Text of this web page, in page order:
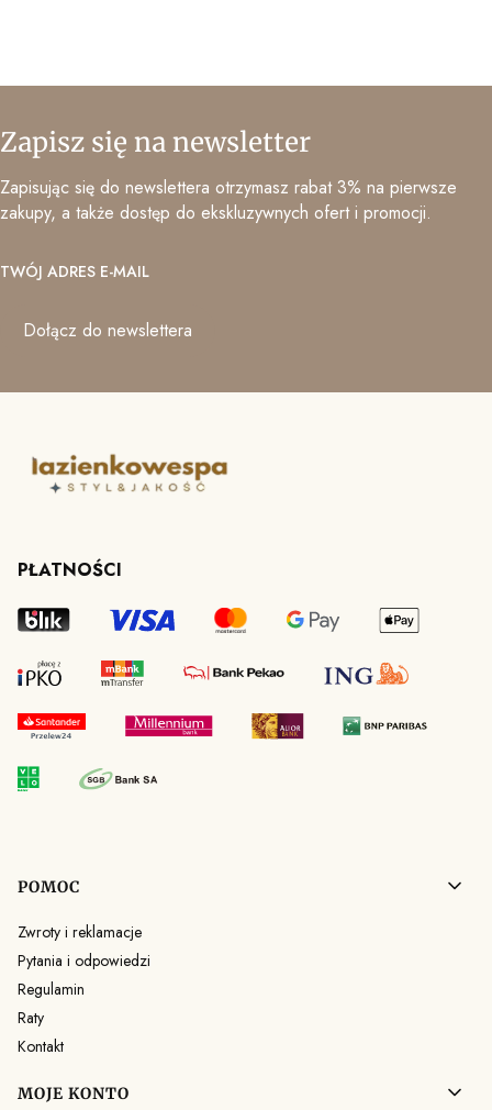
Zapisz się na newsletter
Zapisując się do newslettera otrzymasz rabat 3% na pierwsze
zakupy, a także dostęp do ekskluzywnych ofert i promocji.
TWÓJ ADRES E-MAIL
Dołącz do newslettera
PŁATNOŚCI
Linki w stopce
POMOC
Zwroty i reklamacje
Pytania i odpowiedzi
Regulamin
Raty
Kontakt
MOJE KONTO